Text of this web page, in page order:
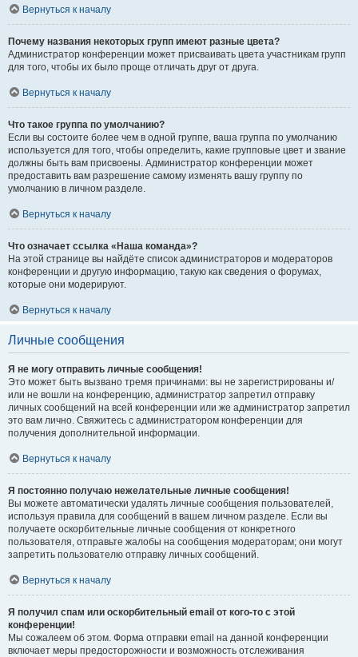
Вернуться к началу
Почему названия некоторых групп имеют разные цвета?
Администратор конференции может присваивать цвета участникам групп
для того, чтобы их было проще отличать друг от друга.
Вернуться к началу
Что такое группа по умолчанию?
Если вы состоите более чем в одной группе, ваша группа по умолчанию
используется для того, чтобы определить, какие групповые цвет и звание
должны быть вам присвоены. Администратор конференции может
предоставить вам разрешение самому изменять вашу группу по
умолчанию в личном разделе.
Вернуться к началу
Что означает ссылка «Наша команда»?
На этой странице вы найдёте список администраторов и модераторов
конференции и другую информацию, такую как сведения о форумах,
которые они модерируют.
Вернуться к началу
Личные сообщения
Я не могу отправить личные сообщения!
Это может быть вызвано тремя причинами: вы не зарегистрированы и/
или не вошли на конференцию, администратор запретил отправку
личных сообщений на всей конференции или же администратор запретил
это вам лично. Свяжитесь с администратором конференции для
получения дополнительной информации.
Вернуться к началу
Я постоянно получаю нежелательные личные сообщения!
Вы можете автоматически удалять личные сообщения пользователей,
используя правила для сообщений в вашем личном разделе. Если вы
получаете оскорбительные личные сообщения от конкретного
пользователя, отправьте жалобы на сообщения модераторам; они могут
запретить пользователю отправку личных сообщений.
Вернуться к началу
Я получил спам или оскорбительный email от кого-то с этой
конференции!
Мы сожалеем об этом. Форма отправки email на данной конференции
включает меры предосторожности и возможность отслеживания